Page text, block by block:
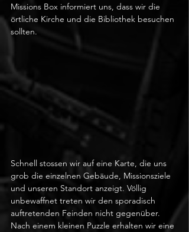
Missions Box informiert uns, dass wir die
örtliche Kirche und die Bibliothek besuchen
sollten.
Schnell stossen wir auf eine Karte, die uns
grob die einzelnen Gebäude, Missionsziele
und unseren Standort anzeigt. Völlig
unbewaffnet treten wir den sporadisch
auftretenden Feinden nicht gegenüber.
Nach einem kleinen Puzzle erhalten wir eine